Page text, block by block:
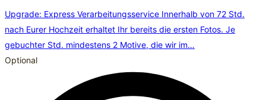
Upgrade: Express Verarbeitungsservice Innerhalb von 72 Std.
nach Eurer Hochzeit erhaltet Ihr bereits die ersten Fotos. Je
gebuchter Std. mindestens 2 Motive, die wir im…
Optional